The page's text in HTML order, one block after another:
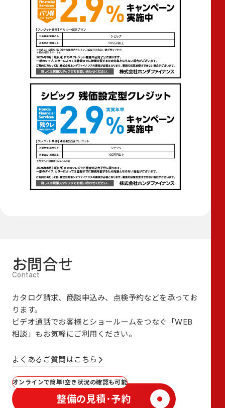
お問合せ
カタログ請求、商談申込み、点検予約などを承ってお
ります。
ビデオ通話でお客様とショールームをつなぐ
「WEB
相談」も お気軽にご利用ください。
よくあるご質問はこちら
オンラインで簡単!空き状況の確認も可能
整備の見積･予約